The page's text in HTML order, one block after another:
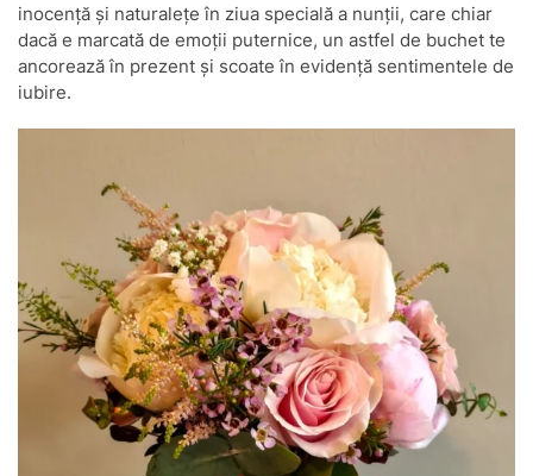
inocență și naturalețe în ziua specială a nunții, care chiar
dacă e marcată de emoții puternice, un astfel de buchet te
ancorează în prezent și scoate în evidență sentimentele de
iubire.